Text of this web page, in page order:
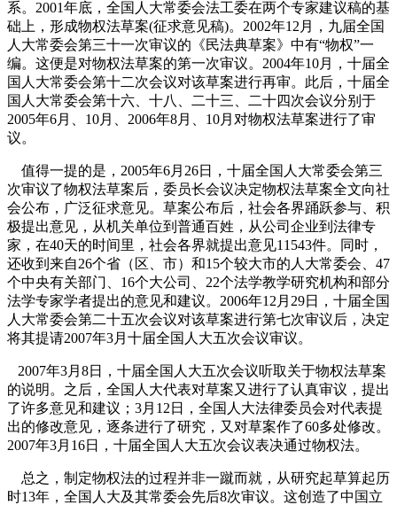
系。 2001年底，全国人大常委会法工委在两个专家建议稿的基
础上，形成物权法草案(征求意见稿)。 2002年12 月，九届全国
人大常委会第三十一次审议的《民法典草案》中有“物权”一
编。这便是对物权法草案的第一次审议。 2004年10月，十届全
国人大常委会第十二次会议对该草案进行再审。此后，十届全
国人大常委会第十六、十八、二十三、二十四次会议分别于
2005年6月、 10月、 2006年8月、 10月对物权法草案进行了审
议。
值得一提的是， 2005年6月 26日
，十届全国人大常委会第三
次审议了物权法草案后，委员长会议决定物权法草案全文向社
会公布，广泛征求意见。草案公布后，社会各界踊跃参与、积
极提出意见，从机关单位到普通百姓，从公司企业到法律专
家，在40天的时间里，社会各界就提出意见11543件。同时，
还收到来自26个省（区、市）和15个较大市的人大常委会、 47
个中央有关部门、 16个大公司、 22个法学教学研究机构和部分
法学专家学者提出的意见和建议。 2006年12 月 29日
，十届全国
人大常委会第二十五次会议对该草案进行第七次审议后，决定
将其提请2007年3月十届全国人大五次会议审议。
2007年3月 8日
，十届全国人大五次会议听取关于物权法草案
的说明。之后，全国人大代表对草案又进行了认真审议，提出
了许多意见和建议； 3月 12 日
，全国人大法律委员会对代表提
出的修改意见，逐条进行了研究，又对草案作了60多处修改。
2007年3月 16日 ，十届全国人大五次会议表决通过物权法。
总之，制定物权法的过程并非一蹴而就，从研究起草算起历
时13年，全国人大及其常委会先后8次审议。这创造了中国立